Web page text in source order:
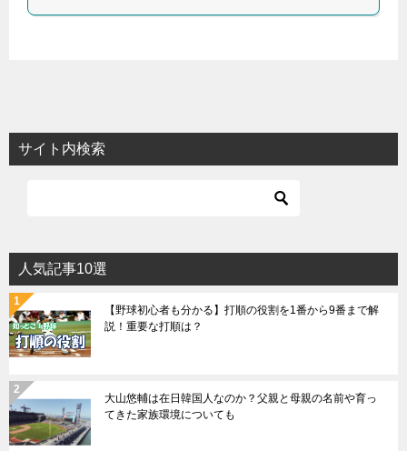
サイト内検索
人気記事10選
【野球初心者も分かる】打順の役割を1番から9番まで解
説！重要な打順は？
大山悠輔は在日韓国人なのか？父親と母親の名前や育っ
てきた家族環境についても